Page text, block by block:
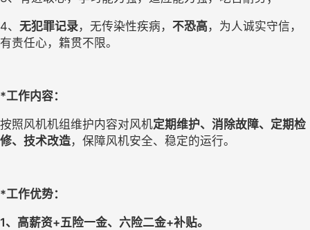
4、 无犯罪记录，无传染性疾病， 不恐高，为人诚实守信，
有责任心，籍贯不限。
*工作内容：
按照风机机组维护内容对风机定期维护、消除故障、定期检
修、技术改造，保障风机安全、稳定的运行。
*工作优势：
1、高薪资+五险一金、六险二金+补贴。